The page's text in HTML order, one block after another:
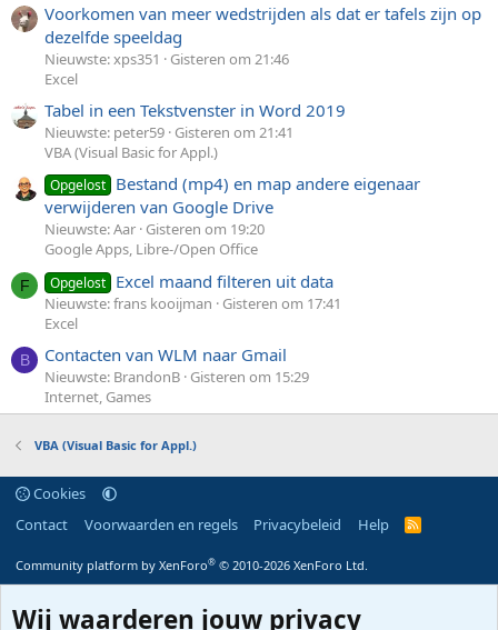
Voorkomen van meer wedstrijden als dat er tafels zijn op
dezelfde speeldag
Nieuwste: xps351
Gisteren om 21:46
Excel
Tabel in een Tekstvenster in Word 2019
Nieuwste: peter59 Gisteren om 21:41
VBA (Visual Basic for Appl.)
Opgelost Bestand (mp4) en map andere eigenaar
verwijderen van Google Drive
Nieuwste: Aar Gisteren om 19:20
Google Apps, Libre-/Open Office
F Opgelost Excel maand filteren uit data
Nieuwste: frans kooijman
Gisteren om 17:41
Excel
B Contacten van WLM naar Gmail
Nieuwste: BrandonB Gisteren om 15:29
Internet, Games
VBA (Visual Basic for Appl.)
Cookies
Contact
Voorwaarden en regels Privacybeleid Help
R
Community platform by XenForo® © 2010-2026 XenForo Ltd.
Wij waarderen jouw privacy